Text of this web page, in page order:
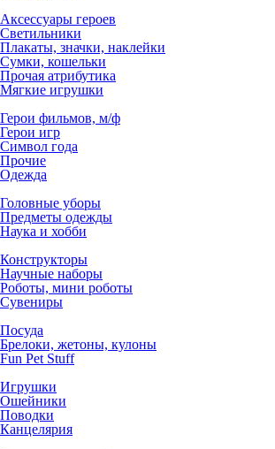
Аксессуары героев
Светильники
Плакаты, значки, наклейки
Сумки, кошельки
Прочая атрибутика
Мягкие игрушки
Герои фильмов, м/ф
Герои игр
Символ года
Прочие
Одежда
Головные уборы
Предметы одежды
Наука и хобби
Конструкторы
Научные наборы
Роботы, мини роботы
Сувениры
Посуда
Брелоки, жетоны, кулоны
Fun Pet Stuff
Игрушки
Ошейники
Поводки
Канцелярия